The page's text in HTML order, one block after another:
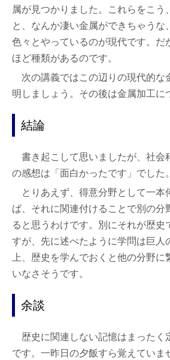
属が見つかりました。これらをこう
と、なんか凄い金属ができちゃうな
色々とやっているのが現代です。だ
ほど種類があるのです。
次の講義ではこの辺りの現代的な
明しましょう。その後は金属加工に
結論
書き起こして思いましたが、社会
の感想は「面白かったです」でした
とりあえず、得意分野として一本
ば、それに関連付けることで別の分
ると思うわけです。別にそれが歴史
すが、先に述べたように学問は巨人
上、歴史を学んでおくと他の分野に
いなさそうです。
余談
歴史に関連しない記憶はまったく
です。一昨日の夕飯すら覚えていま